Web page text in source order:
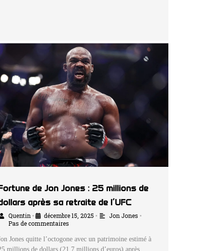
de Jon Jones : 25 millions de
après sa retraite de l’UFC
Quentin • décembre 15, 2025 • Jon Jones •
Pas de commentaires
Jones quitte l’octogone avec un patrimoine estimé à
millions de dollars (21,7 millions d’euros) après